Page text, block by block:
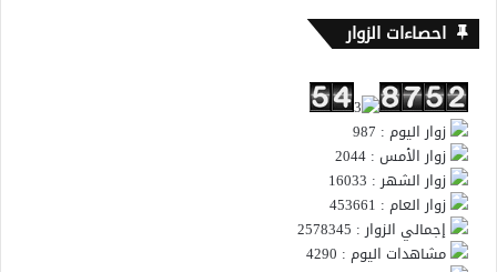
احصاءات الزوار
زوار اليوم : 987
زوار الأمس : 2044
زوار الشهر : 16033
زوار العام : 453661
إجمالي الزوار : 2578345
مشاهدات اليوم : 4290